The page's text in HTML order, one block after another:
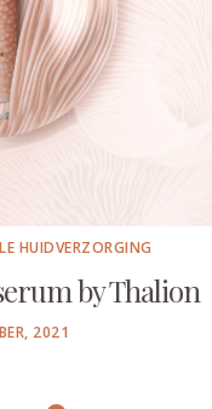
HUIDVERZORGING
by Thalion
2021